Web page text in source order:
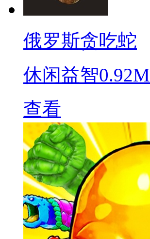
俄罗斯贪吃蛇
休闲益智0.92M
查看